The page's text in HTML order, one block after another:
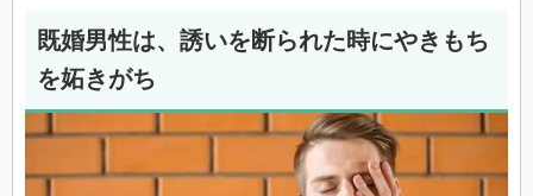
既婚男性は、誘いを断られた時にやきもち
を妬きがち